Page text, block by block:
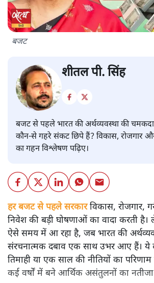
बजट
शीतल पी. सिंह
बजट से पहले भारत की अर्थव्यवस्था की
कौन-से गहरे संकट छिपे हैं? विकास, रोजगार
का गहन विश्लेषण पढ़िए।
हर बजट से पहले सरकारविकास, रोजगार,
निवेश की बड़ी घोषणाओं का वादा करती
ऐसे समय में आ रहा है, जब भारत की
संरचनात्मक दबाव एक साथ उभर आए हैं। ये
तिमाही या एक साल की नीतियों का
कई वर्षों में बने आर्थिक असंतुलनों का नतीजा